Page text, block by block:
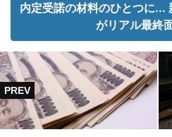
内定受諾の材料のひとつに...
がリアル最終